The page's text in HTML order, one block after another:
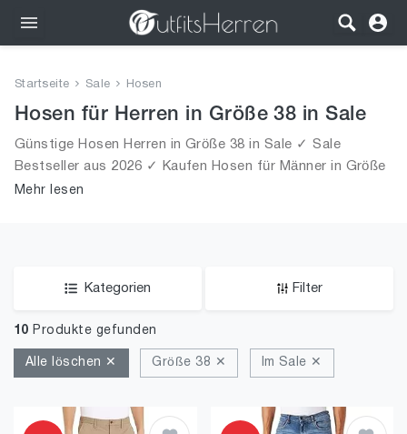
Bekleidung
Wäsche
Schuhe
Startseite Sale Hosen
Hosen für Herren in Größe 38 in Sale
Günstige Hosen Herren in Größe 38 in Sale ✓ Sale
Bestseller aus 2026 ✓ Kaufen Hosen für Männer in Größe
38 in Sale!
Mehr lesen
Kategorien Filter
10 Produkte gefunden
Alle löschen ✕ Größe 38 ✕ Im Sale ✕